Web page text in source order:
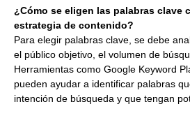
¿Cómo se eligen las palabras clave
estrategia de contenido?
Para elegir palabras clave, se debe
el público objetivo, el volumen de
Herramientas como Google Keyword
pueden ayudar a identificar palabras
intención de búsqueda y que tengan